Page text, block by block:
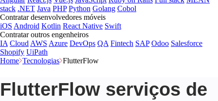
stack .NET Java PHP Python Golang Cobol
Contratar desenvolvedores móveis
iOS Android Kotlin React Native Swift
Contratar outros engenheiros
IA Cloud AWS Azure DevOps QA Fintech SAP Odoo Salesforce
Shopify UiPath
Home Tecnologias FlutterFlow
FlutterFlow serviços de